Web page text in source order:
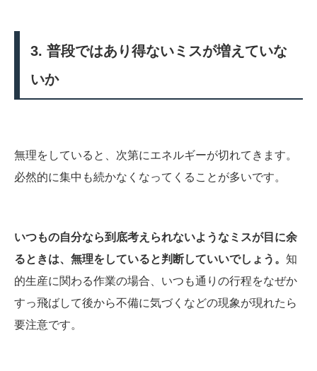
3. 普段ではあり得ないミスが増えていな
いか
無理をしていると、次第にエネルギーが切れてきます。
必然的に集中も続かなくなってくることが多いです。
いつもの自分なら到底考えられないようなミスが目に余
るときは、無理をしていると判断していいでしょう。 知
的生産に関わる作業の場合、いつも通りの行程をなぜか
すっ飛ばして後から不備に気づくなどの現象が現れたら
要注意です。